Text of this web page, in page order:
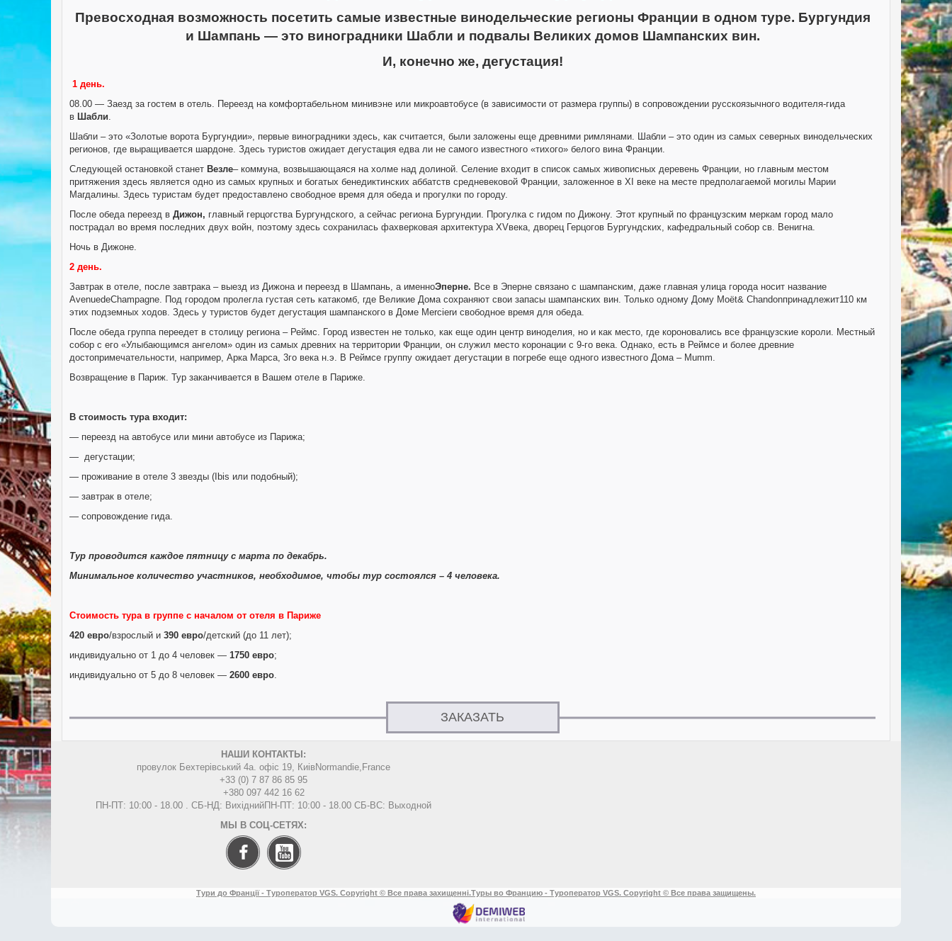
Превосходная возможность посетить самые известные винодельческие регионы Франции в одном туре. Бургундия
и Шампань — это виноградники Шабли и подвалы Великих домов Шампанских вин.
И, конечно же, дегустация!
1 день.
08.00 — Заезд за гостем в отель. Переезд на комфортабельном минивэне или микроавтобусе (в зависимости от размера группы) в сопровождении русскоязычного водителя-гида
в Шабли.
Шабли – это «Золотые ворота Бургундии», первые виноградники здесь, как считается, были заложены еще древними римлянами. Шабли – это один из самых северных винодельческих
регионов, где выращивается шардоне. Здесь туристов ожидает дегустация едва ли не самого известного «тихого» белого вина Франции.
Следующей остановкой станет Везле– коммуна, возвышающаяся на холме над долиной. Селение входит в список самых живописных деревень Франции, но главным местом
притяжения здесь является одно из самых крупных и богатых бенедиктинских аббатств средневековой Франции, заложенное в XI веке на месте предполагаемой могилы Марии
Магдалины. Здесь туристам будет предоставлено свободное время для обеда и прогулки по городу.
После обеда переезд в Дижон, главный герцогства Бургундского, а сейчас региона Бургундии. Прогулка с гидом по Дижону. Этот крупный по французским меркам город мало
пострадал во время последних двух войн, поэтому здесь сохранилась фахверковая архитектура XVвека, дворец Герцогов Бургундских, кафедральный собор св. Венигна.
Ночь в Дижоне.
2 день.
Завтрак в отеле, после завтрака – выезд из Дижона и переезд в Шампань, а именноЭперне. Все в Эперне связано с шампанским, даже главная улица города носит название
AvenuedeChampagne. Под городом пролегла густая сеть катакомб, где Великие Дома сохраняют свои запасы шампанских вин. Только одному Дому Moët& Chandonпринадлежит110 км
этих подземных ходов. Здесь у туристов будет дегустация шампанского в Доме Mercierи свободное время для обеда.
После обеда группа переедет в столицу региона – Реймс. Город известен не только, как еще один центр виноделия, но и как место, где короновались все французские короли. Местный
собор с его «Улыбающимся ангелом» один из самых древних на территории Франции, он служил место коронации с 9-го века. Однако, есть в Реймсе и более древние
достопримечательности, например, Арка Марса, 3го века н.э. В Реймсе группу ожидает дегустации в погребе еще одного известного Дома – Mumm.
Возвращение в Париж. Тур заканчивается в Вашем отеле в Париже.
В стоимость тура входит:
— переезд на автобусе или мини автобусе из Парижа;
— дегустации;
— проживание в отеле 3 звезды (Ibis или подобный);
— завтрак в отеле;
— сопровождение гида.
Тур проводится каждое пятницу с марта по декабрь.
Минимальное количество участников, необходимое, чтобы тур состоялся – 4 человека.
Стоимость тура в группе с началом от отеля в Париже
420 евро/взрослый и 390 евро/детский (до 11 лет);
индивидуально от 1 до 4 человек — 1750 евро;
индивидуально от 5 до 8 человек — 2600 евро.
ЗАКАЗАТЬ
НАШИ КОНТАКТЫ:
провулок Бехтерівський 4а. офіс 19, КиівNormandie,France
+33 (0) 7 87 86 85 95
+380 097 442 16 62
ПН-ПТ: 10:00 - 18.00 . СБ-НД: ВихіднийПН-ПТ: 10:00 - 18.00 СБ-ВС: Выходной
МЫ В СОЦ-СЕТЯХ:
Тури до Франції - Туроператор VGS. Copyright © Все права захищенні.Туры во Францию - Туроператор VGS. Copyright © Все права защищены.